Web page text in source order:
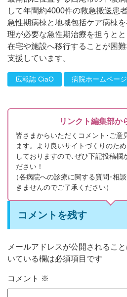
して年間約4000件の救急搬送患
急性期病棟と地域包括ケア病棟
理が必要な急性期治療を担うと
在宅や施設へ移行することが困
支援しています。
広報誌 CiaO 病院ホームページ
リンクト編集部か
皆さまからいただくコメント･ご意
ます。より良いサイトづくりのた
しておりますので､ぜひ下記投稿欄
ださい！
（各病院への診療に関する質問･相
きませんのでご了承ください）
コメントを残す
メールアドレスが公開されること
いている欄は必須項目です
コメント ※